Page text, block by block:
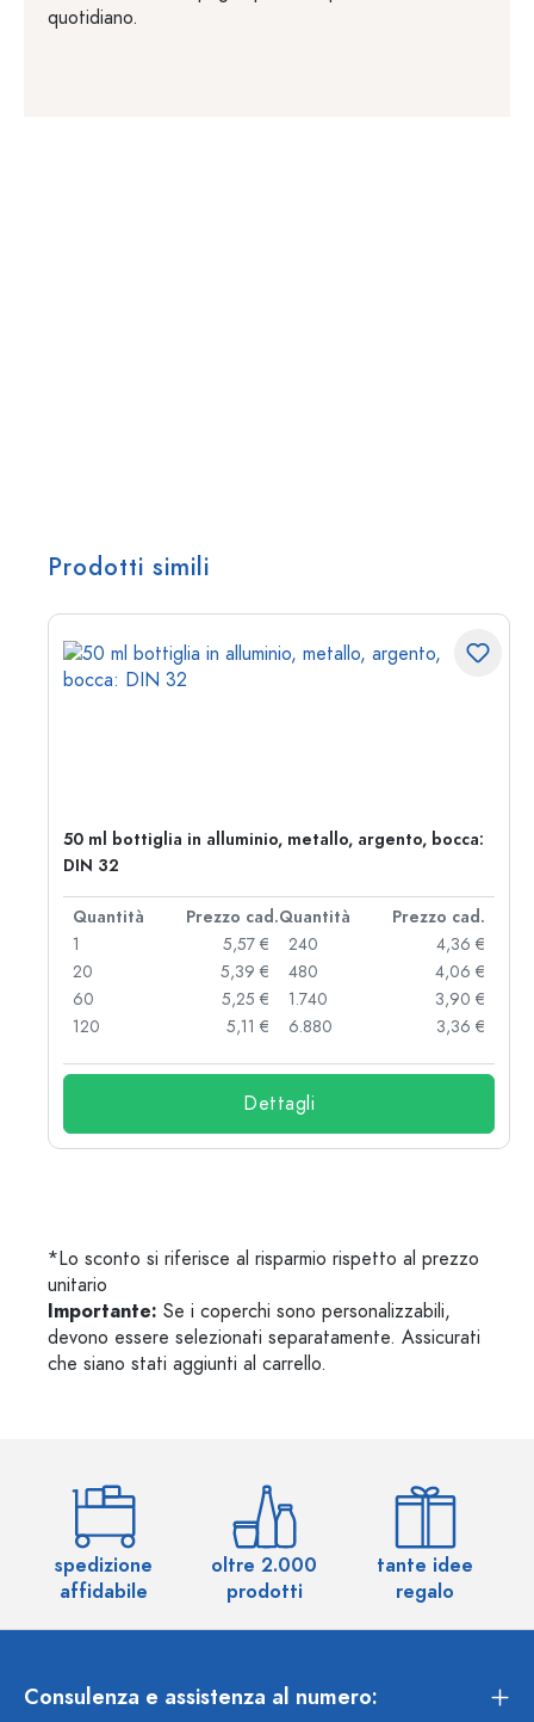
quotidiano.
Prodotti simili
50 ml bottiglia in alluminio, metallo, argento, bocca:
DIN 32
Quantità Prezzo cad.Quantità
Prezzo cad.
1
5,57 €
20
5,39 €
60
5,25 €
120
5,11 €
240
4,36 €
480
4,06 €
1.740
3,90 €
6.880
3,36 €
Dettagli
*Lo sconto si riferisce al risparmio rispetto al prezzo
unitario
Importante: Se i coperchi sono personalizzabili,
devono essere selezionati separatamente. Assicurati
che siano stati aggiunti al carrello.
spedizione
affidabile
oltre 2.000
prodotti
tante idee
regalo
Consulenza e assistenza al numero: